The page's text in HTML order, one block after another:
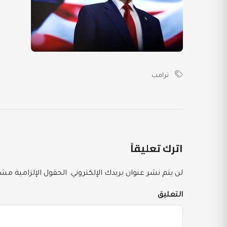
ترامب
اترك تعليقاً
لن يتم نشر عنوان بريدك الإلكتروني. الحقول الإلزامية
التعليق